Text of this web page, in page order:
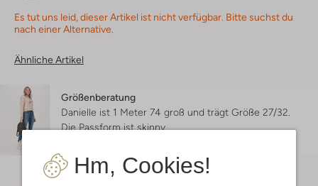
Hm, Cookies!
Es tut uns leid, dieser Artikel ist nicht verfügbar. Bitte suchst du
nach einer Alternative.
Ähnliche Artikel
Größenberatung
Danielle ist 1 Meter 74 groß und trägt Größe 27/32.
Die Passform istskinny.